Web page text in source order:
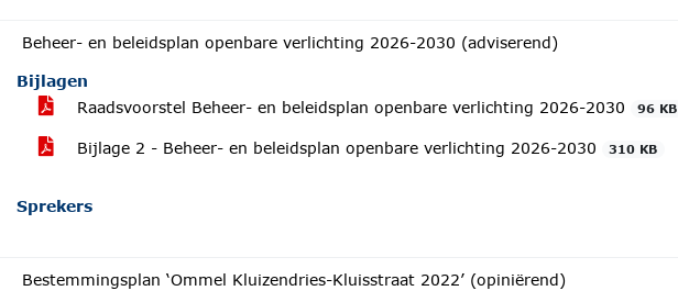
Beheer- en beleidsplan openbare verlichting 2026-2030 (adviserend)
Bijlagen
Raadsvoorstel Beheer- en beleidsplan openbare verlichting 2026-2030
96 KB
Bijlage 2 - Beheer- en beleidsplan openbare verlichting 2026-2030 310 KB
Sprekers
Bestemmingsplan ‘Ommel Kluizendries-Kluisstraat 2022’ (opiniërend)